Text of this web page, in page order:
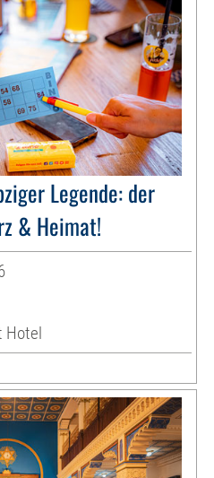
Legende: der
& Heimat!
Hotel